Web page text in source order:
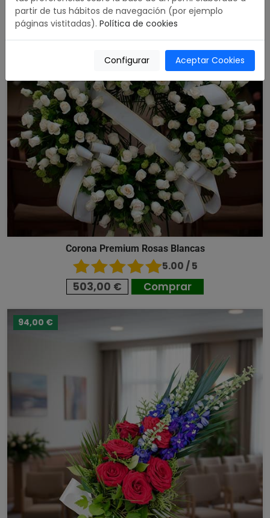
Corona Premium Rosas Blancas
5.00 / 5
503,00 € Comprar
94,00 €
partir de tus hábitos de navegación (por ejemplo
páginas vistitadas). Política de cookies
Configurar Aceptar Cookies